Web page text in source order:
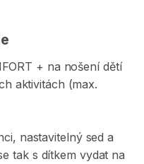
+ na nošení dětí
aktivitách (max.
​,​ nastavitelný sed a
tak s dítkem vydat na